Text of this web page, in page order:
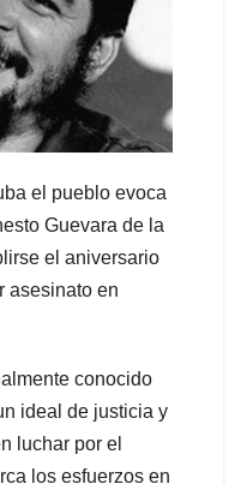
el pueblo evoca
Guevara de la
el aniversario
asesinato en
conocido
ideal de justicia y
luchar por el
los esfuerzos en